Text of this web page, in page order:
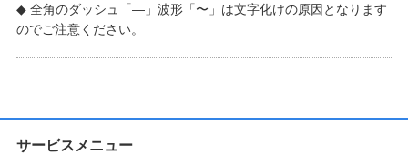
◆ 全角のダッシュ「―」波形「〜」は文字化けの原因となります
のでご注意ください。
サービスメニュー